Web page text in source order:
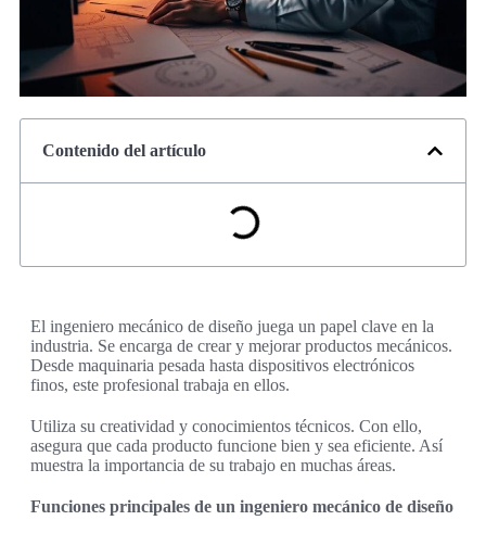
Contenido del artículo
El ingeniero mecánico de diseño juega un papel clave en la
industria. Se encarga de crear y mejorar productos mecánicos.
Desde maquinaria pesada hasta dispositivos electrónicos
finos, este profesional trabaja en ellos.
Utiliza su creatividad y conocimientos técnicos. Con ello,
asegura que cada producto funcione bien y sea eficiente. Así
muestra la importancia de su trabajo en muchas áreas.
Funciones principales de un ingeniero mecánico de diseño